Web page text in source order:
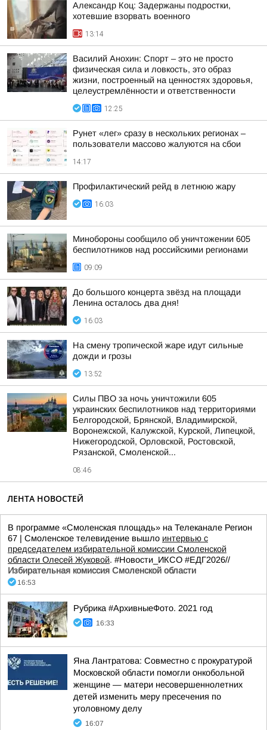
Александр Коц: Задержаны подростки,
хотевшие взорвать военного
13:14
Василий Анохин: Спорт – это не просто
физическая сила и ловкость, это образ
жизни, построенный на ценностях здоровья,
целеустремлённости и ответственности
12:25
Рунет «лег» сразу в нескольких регионах –
пользователи массово жалуются на сбои
14:17
Профилактический рейд в летнюю жару
16:03
Минобороны сообщило об уничтожении 605
беспилотников над российскими регионами
09:09
До большого концерта звёзд на площади
Ленина осталось два дня!
16:03
На смену тропической жаре идут сильные
дожди и грозы
13:52
Силы ПВО за ночь уничтожили 605
украинских беспилотников над территориями
Белгородской, Брянской, Владимирской,
Воронежской, Калужской, Курской, Липецкой,
Нижегородской, Орловской, Ростовской,
Рязанской, Смоленской...
08:46
ЛЕНТА НОВОСТЕЙ
В программе «Смоленская площадь» на Телеканале Регион
67 | Смоленское телевидение вышло интервью с
председателем избирательной комиссии Смоленской
области Олесей Жуковой. #Новости_ИКСО #ЕДГ2026//
Избирательная комиссия Смоленской области
16:53
Рубрика #АрхивныеФото. 2021 год
16:33
Яна Лантратова: Совместно с прокуратурой
Московской области помогли онкобольной
женщине — матери несовершеннолетних
детей изменить меру пресечения по
уголовному делу
16:07